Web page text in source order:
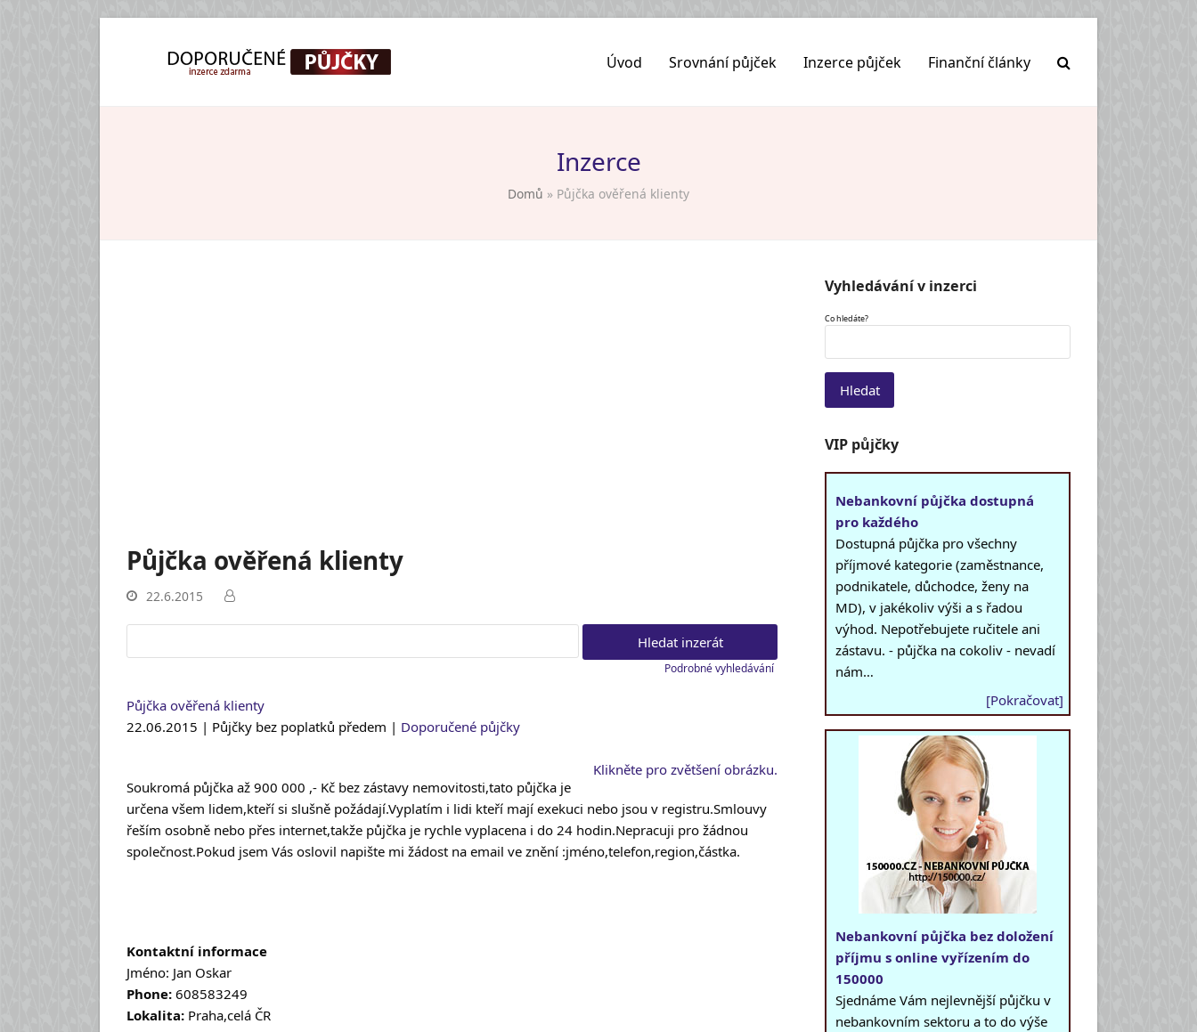
Úvod Srovnání půjček Inzerce půjček Finanční články
Inzerce
Domů » Půjčka ověřená klienty
Půjčka ověřená klienty
22.6.2015
Podrobné vyhledávání
Půjčka ověřená klienty
22.06.2015 | Půjčky bez poplatků předem | Doporučené půjčky
Klikněte pro zvětšení obrázku.
Soukromá půjčka až 900 000 ,- Kč bez zástavy nemovitosti,tato půjčka je
určena všem lidem,kteří si slušně požádají.Vyplatím i lidi kteří mají exekuci nebo jsou v registru.Smlouvy
řeším osobně nebo přes internet,takže půjčka je rychle vyplacena i do 24 hodin.Nepracuji pro žádnou
společnost.Pokud jsem Vás oslovil napište mi žádost na email ve znění :jméno,telefon,region,částka.
Kontaktní informace
Jméno: Jan Oskar
Phone: 608583249
Lokalita: Praha,celá ČR
Vyhledávání v inzerci
Co hledáte?
VIP půjčky
Nebankovní půjčka dostupná
pro každého
Dostupná půjčka pro všechny
příjmové kategorie (zaměstnance,
podnikatele, důchodce, ženy na
MD), v jakékoliv výši a s řadou
výhod. Nepotřebujete ručitele ani
zástavu. - půjčka na cokoliv - nevadí
nám…
[Pokračovat]
Nebankovní půjčka bez doložení
příjmu s online vyřízením do
150000
Sjednáme Vám nejlevnější půjčku v
nebankovním sektoru a to do výše